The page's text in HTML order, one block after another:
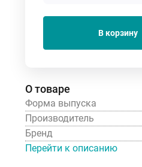
В корзину
О товаре
Форма выпуска
Производитель
Бренд
Перейти к описанию